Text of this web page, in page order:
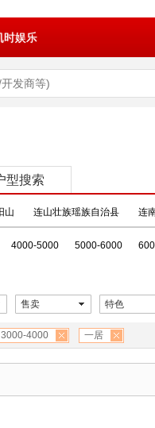
时娱乐
型搜索
山 连山壮族瑶族自治县 连
4000-5000 5000-6000
售卖 特色
3000-4000 一居